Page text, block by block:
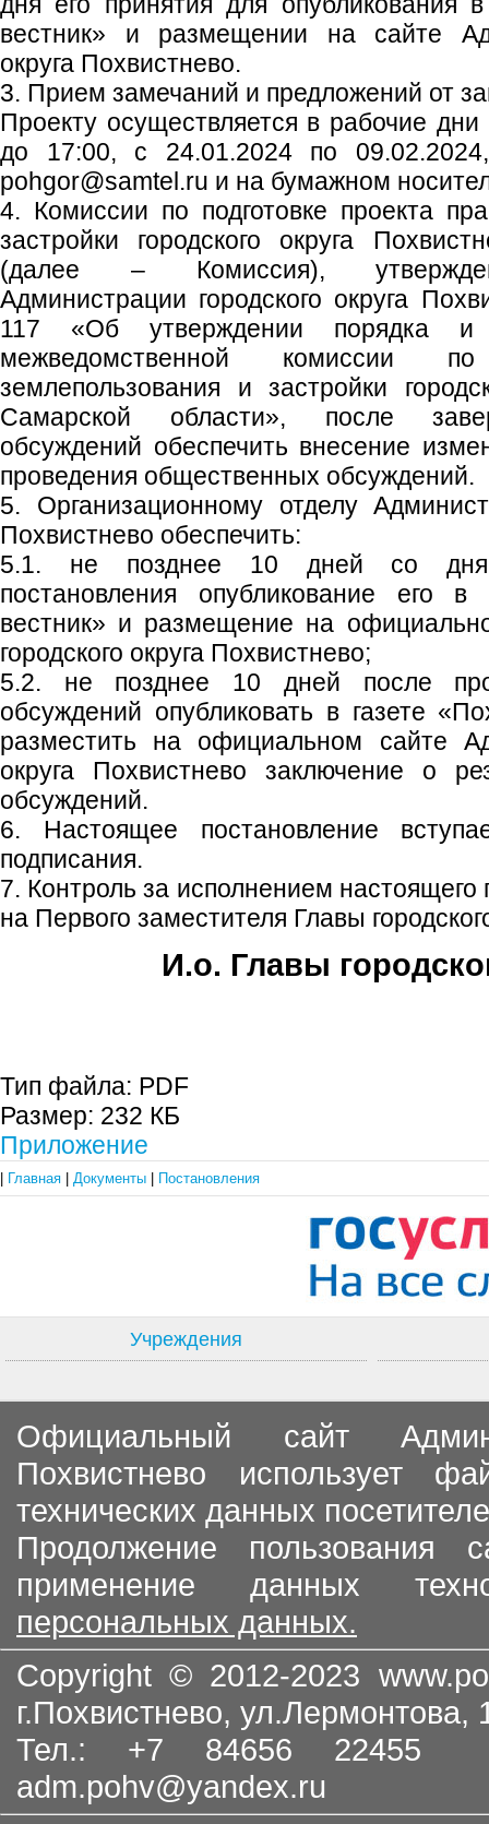
вестник» и размещении на сайте
округа Похвистнево.
3. Прием замечаний и предложений от
Проекту осуществляется в рабочие
до 17:00, с 24.01.2024 по
pohgor@samtel.ru и на бумажном
4. Комиссии по подготовке проекта
застройки городского округа
(далее – Комиссия),
Администрации городского округа
117 «Об утверждении порядка и
межведомственной комиссии
землепользования и застройки
Самарской области», после
обсуждений обеспечить внесение
проведения общественных обсуждений.
5. Организационному отделу
Похвистнево обеспечить:
5.1. не позднее 10 дней со дня
постановления опубликование его в
вестник» и размещение на
городского округа Похвистнево;
5.2. не позднее 10 дней после
обсуждений опубликовать в газете
разместить на официальном сайте
округа Похвистнево заключение о
обсуждений.
6. Настоящее постановление
подписания.
7. Контроль за исполнением настоящего
на Первого заместителя Главы
И.о. Главы
Тип файла: PDF
Размер: 232 КБ
Приложение
Главная Документы Постановления
Учреждения
Официальный сайт
Похвистнево использует
технических данных
Продолжение пользования
применение данных
персональных данных.
Copyright © 2012-2023
г.Похвистнево, ул.Лермонтова,
Тел.: +7 84656
adm.pohv@yandex.ru